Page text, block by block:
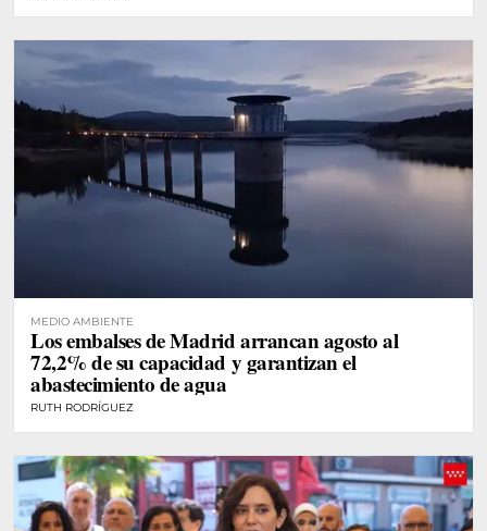
MEDIO AMBIENTE
Los embalses de Madrid arrancan agosto al
72,2% de su capacidad y garantizan el
abastecimiento de agua
RUTH RODRÍGUEZ